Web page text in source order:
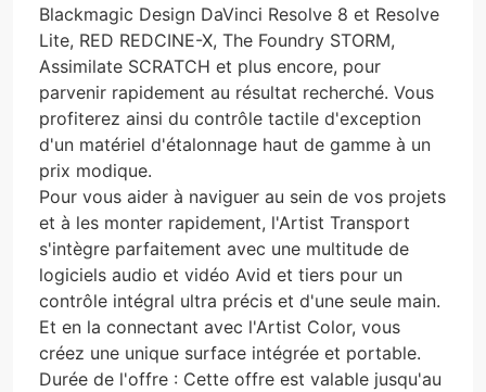
Blackmagic Design DaVinci Resolve 8 et Resolve
Lite, RED REDCINE-X, The Foundry STORM,
Assimilate SCRATCH et plus encore, pour
parvenir rapidement au résultat recherché. Vous
profiterez ainsi du contrôle tactile d'exception
d'un matériel d'étalonnage haut de gamme à un
prix modique.
Pour vous aider à naviguer au sein de vos projets
et à les monter rapidement, l'Artist Transport
s'intègre parfaitement avec une multitude de
logiciels audio et vidéo Avid et tiers pour un
contrôle intégral ultra précis et d'une seule main.
Et en la connectant avec l'Artist Color, vous
créez une unique surface intégrée et portable.
Durée de l'offre : Cette offre est valable jusqu'au